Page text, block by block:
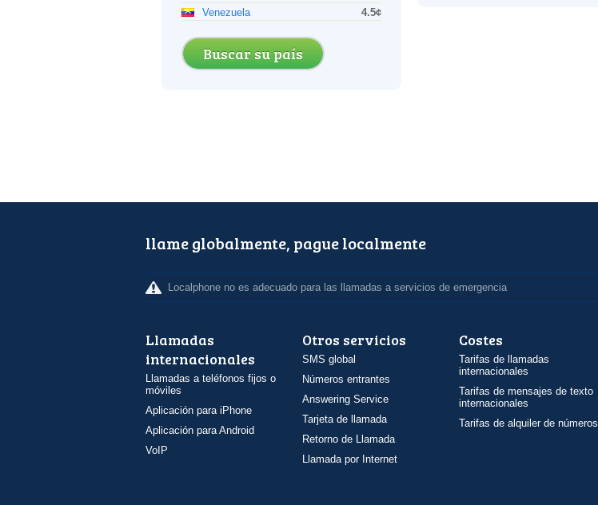
Venezuela
4.5¢
Buscar su país
llame globalmente, pague localmente
Localphone no es adecuado para las llamadas a servicios de emergencia
Llamadas
internacionales
Llamadas a teléfonos fijos o
móviles
Aplicación para iPhone
Aplicación para Android
VoIP
Otros servicios
SMS global
Números entrantes
Answering Service
Tarjeta de llamada
Retorno de Llamada
Llamada por Internet
Costes
Tarifas de llamadas
internacionales
Tarifas de mensajes de texto
internacionales
Tarifas de alquiler de números